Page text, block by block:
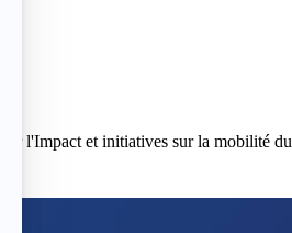
l'Impact et initiatives sur la mobilité